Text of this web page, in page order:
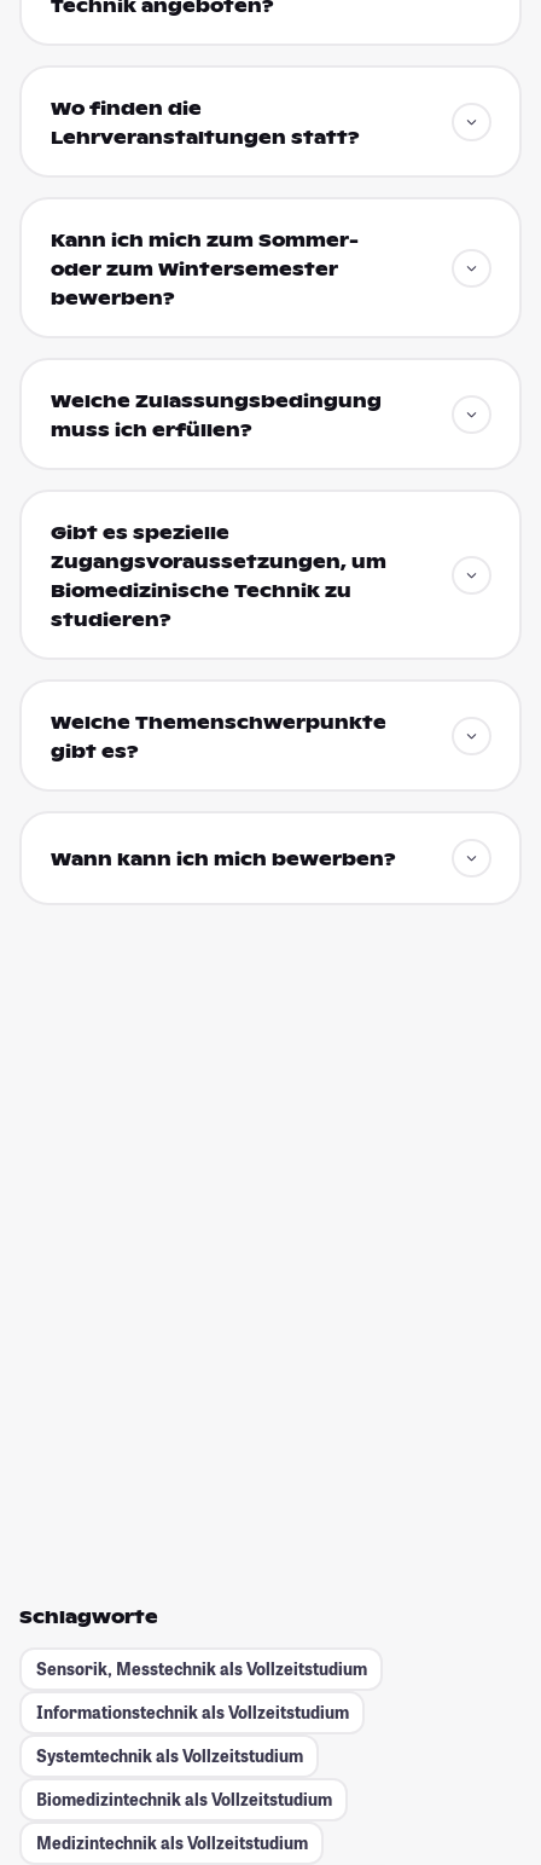
Technik angeboten?
Wo finden die
Lehrveranstaltungen statt?
Kann ich mich zum Sommer-
oder zum Wintersemester
bewerben?
Welche Zulassungsbedingung
muss ich erfüllen?
Gibt es spezielle
Zugangsvoraussetzungen, um
Biomedizinische Technik zu
studieren?
Welche Themenschwerpunkte
gibt es?
Wann kann ich mich bewerben?
Schlagworte
Sensorik, Messtechnik als Vollzeitstudium
Informationstechnik als Vollzeitstudium
Systemtechnik als Vollzeitstudium
Biomedizintechnik als Vollzeitstudium
Medizintechnik als Vollzeitstudium